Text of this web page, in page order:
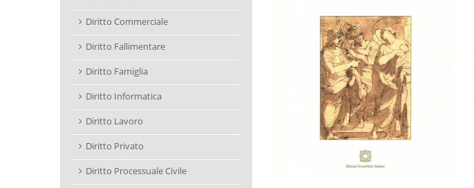
Diritto Commerciale
Diritto Fallimentare
Diritto Famiglia
Diritto Informatica
Diritto Lavoro
Diritto Privato
Diritto Processuale Civile